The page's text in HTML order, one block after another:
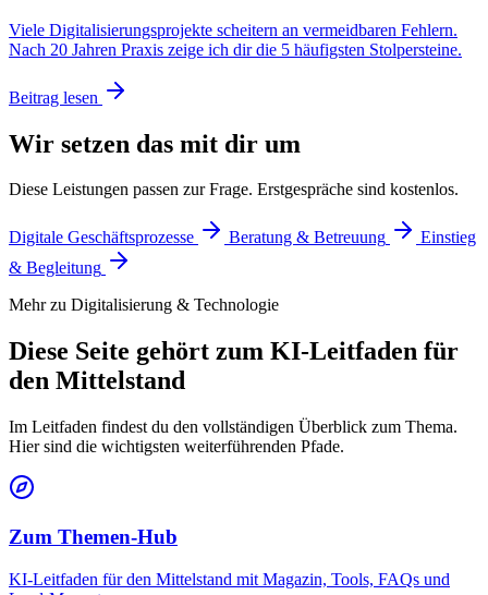
Viele Digitalisierungsprojekte scheitern an vermeidbaren Fehlern.
Nach 20 Jahren Praxis zeige ich dir die 5 häufigsten Stolpersteine.
Beitrag lesen
Wir setzen das mit dir um
Diese Leistungen passen zur Frage. Erstgespräche sind kostenlos.
Digitale Geschäftsprozesse Beratung & Betreuung
Einstieg
& Begleitung
Mehr zu Digitalisierung & Technologie
Diese Seite gehört zum KI-Leitfaden für
den Mittelstand
Im Leitfaden findest du den vollständigen Überblick zum Thema.
Hier sind die wichtigsten weiterführenden Pfade.
Zum Themen-Hub
KI-Leitfaden für den Mittelstand mit Magazin, Tools, FAQs und